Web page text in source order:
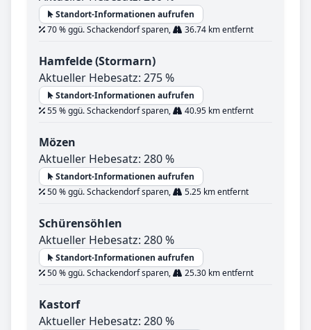
Standort-Informationen aufrufen
70 % ggü. Schackendorf sparen,
36.74 km entfernt
Hamfelde (Stormarn)
Aktueller Hebesatz: 275 %
Standort-Informationen aufrufen
55 % ggü. Schackendorf sparen,
40.95 km entfernt
Mözen
Aktueller Hebesatz: 280 %
Standort-Informationen aufrufen
50 % ggü. Schackendorf sparen,
5.25 km entfernt
Schürensöhlen
Aktueller Hebesatz: 280 %
Standort-Informationen aufrufen
50 % ggü. Schackendorf sparen,
25.30 km entfernt
Kastorf
Aktueller Hebesatz: 280 %